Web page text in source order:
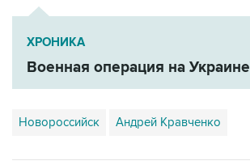
ХРОНИКА
Военная операция на Украине
Новороссийск Андрей Кравченко